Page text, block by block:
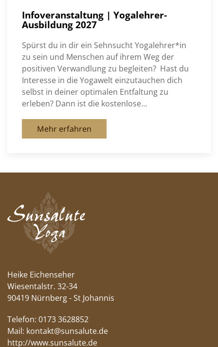
Infoveranstaltung | Yogalehrer-
Ausbildung 2027
Spürst du in dir ein Sehnsucht Yogalehrer*in
zu sein und Menschen auf ihrem Weg der
positiven Verwandlung zu begleiten? Hast du
Interesse in die Yogawelt einzutauchen dich
selbst in deiner optimalen Entfaltung zu
erleben? Dann ist die kostenlose…
Mehr erfahren
Heike Eichenseher
Wiesentalstr. 32-34
90419 Nürnberg - St Johannis
Telefon: 0173 3628852
Mail: kontakt@sunsalute.de
http://www.sunsalute.de